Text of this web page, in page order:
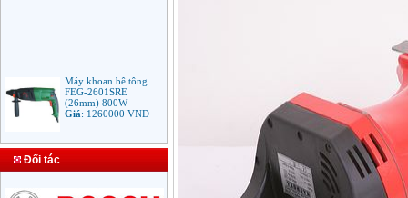
FEG-2601SRE
(26mm) 800W
Giá:1260000VND
Bảng giá mũi khoan
Giá:330000VND
Đối tác